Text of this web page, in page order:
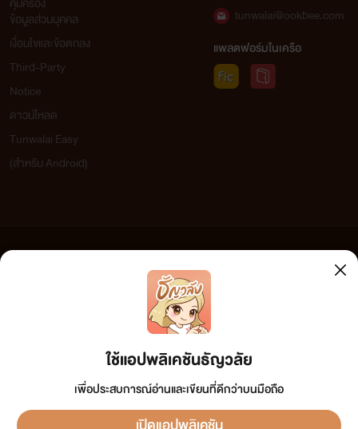
ใช้แอปพลิเคชันธัญวลัย
เพื่อประสบการณ์อ่านและเขียนที่ดีกว่าบนมือถือ
ข้อมูลส่วนบุคคล
เงื่อนไขและข้อตกลง
Third-Party
Notice
ดาวน์โหลด
Tunwalai Easy
(สำหรับ Android)
tunwalai@ookbee.com
แพลตฟอร์มในเครือ
เว็บไซต์แห่งนี้ไม่ได้เห็นด้วยและไม่ขอรับผิดชอบต่อข้อความใดๆ ทั้งสิ้น ดังนั้นผู้อ่านทุกท่านโปรดใช้
วิจารณญาณในการกลั่นกรองด้วยตนเอง และหากท่านพบข้อความใดๆ ที่ขัดต่อกฎหมายและศีลธรรม
กรุณาแจ้งมาที่ tunwalai@ookbee.com เพื่อทีมงานจะได้ดำเนินการในทันที ทั้งนี้ ทางเว็บไซต์ขอสงวน
ลิขสิทธิ์ตามพระราชบัญญัติลิขสิทธิ์ (ฉบับเพิ่มเติม) พ.ศ.2558